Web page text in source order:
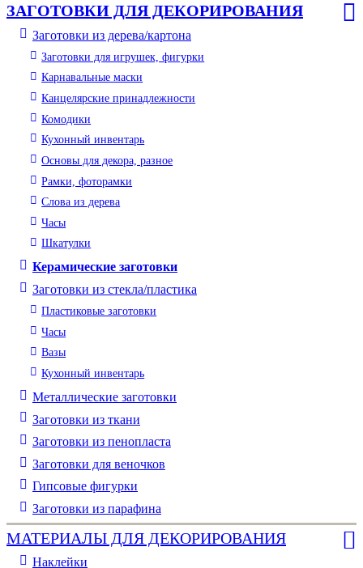
ЗАГОТОВКИ ДЛЯ ДЕКОРИРОВАНИЯ
Заготовки из дерева/картона
Заготовки для игрушек, фигурки
Карнавальные маски
Канцелярские принадлежности
Комодики
Кухонный инвентарь
Основы для декора, разное
Рамки, фоторамки
Слова из дерева
Часы
Шкатулки
Керамические заготовки
Заготовки из стекла/пластика
Пластиковые заготовки
Часы
Вазы
Кухонный инвентарь
Металлические заготовки
Заготовки из ткани
Заготовки из пенопласта
Заготовки для веночков
Гипсовые фигурки
Заготовки из парафина
МАТЕРИАЛЫ ДЛЯ ДЕКОРИРОВАНИЯ
Наклейки